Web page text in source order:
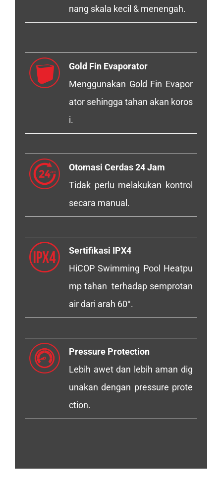
nang skala kecil & menengah.
Gold Fin Evaporator
Menggunakan Gold Fin Evapor
ator sehingga tahan akan koros
i.
Otomasi Cerdas 24 Jam
Tidak perlu melakukan kontrol
secara manual.
Sertifikasi IPX4
HiCOP Swimming Pool Heatpu
mp tahan terhadap semprotan
air dari arah 60°.
Pressure Protection
Lebih awet dan lebih aman dig
unakan dengan pressure prote
ction.